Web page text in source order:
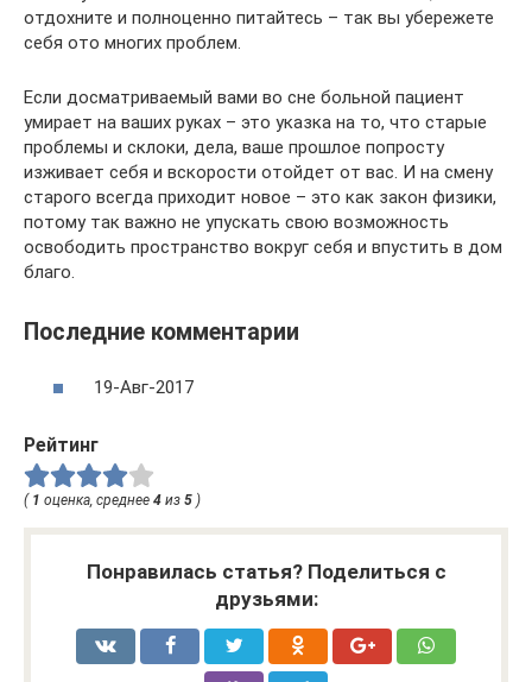
отдохните и полноценно питайтесь – так вы убережете
себя ото многих проблем.
Если досматриваемый вами во сне больной пациент
умирает на ваших руках – это указка на то, что старые
проблемы и склоки, дела, ваше прошлое попросту
изживает себя и вскорости отойдет от вас. И на смену
старого всегда приходит новое – это как закон физики,
потому так важно не упускать свою возможность
освободить пространство вокруг себя и впустить в дом
благо.
Последние комментарии
19-Авг-2017
Рейтинг
( 1 оценка, среднее 4 из 5 )
Понравилась статья? Поделиться с
друзьями: